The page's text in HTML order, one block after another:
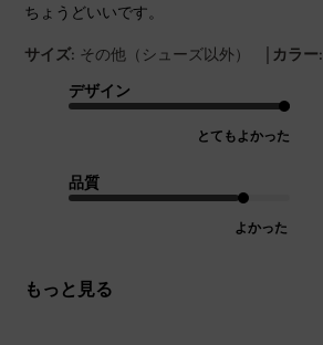
ちょうどいいです。
サイズ: その他（シューズ以外） | カラー:
デザイン
とてもよかった
品質
よかった
もっと見る